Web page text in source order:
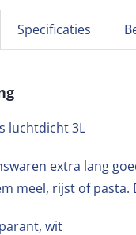
Specificaties
luchtdicht 3L
extra lang
meel, rijst of
wit